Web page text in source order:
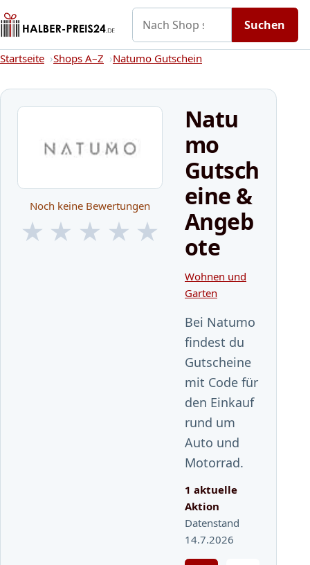
Startseite
GutscheineShops A–ZKategorien
Nach Shop suchen
Suchen
Startseite Shops A–Z Natumo Gutschein
Noch keine Bewertungen
★ ★ ★ ★ ★
Natu
mo
Gutsch
eine &
Angeb
ote
Wohnen und
Garten
Bei Natumo
findest du
Gutscheine
mit Code für
den Einkauf
rund um
Auto und
Motorrad.
1 aktuelle
Aktion
Datenstand
14.7.2026